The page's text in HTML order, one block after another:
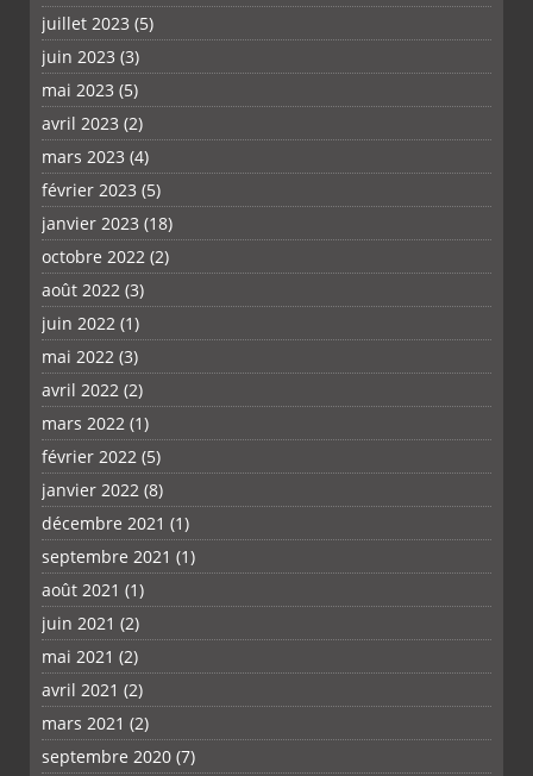
juillet 2023 (5)
juin 2023 (3)
mai 2023 (5)
avril 2023 (2)
mars 2023 (4)
février 2023 (5)
janvier 2023 (18)
octobre 2022 (2)
août 2022 (3)
juin 2022 (1)
mai 2022 (3)
avril 2022 (2)
mars 2022 (1)
février 2022 (5)
janvier 2022 (8)
décembre 2021 (1)
septembre 2021 (1)
août 2021 (1)
juin 2021 (2)
mai 2021 (2)
avril 2021 (2)
mars 2021 (2)
septembre 2020 (7)